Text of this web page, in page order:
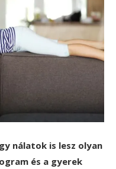
nálatok is lesz olyan
és a gyerek